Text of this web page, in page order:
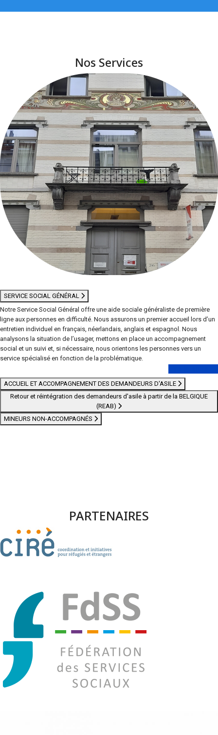
Nos Services
SERVICE SOCIAL GÉNÉRAL
Notre Service Social Général offre une aide sociale généraliste de première
ligne aux personnes en difficulté. Nous assurons un premier accueil lors d’un
entretien individuel en français, néerlandais, anglais et espagnol. Nous
analysons la situation de l’usager, mettons en place un accompagnement
social et un suivi et, si nécessaire, nous orientons les personnes vers un
service spécialisé en fonction de la problématique.
ACCUEIL ET ACCOMPAGNEMENT DES DEMANDEURS D'ASILE
Retour et réintégration des demandeurs d'asile à partir de la BELGIQUE
(REAB)
MINEURS NON-ACCOMPAGNÉS
PARTENAIRES